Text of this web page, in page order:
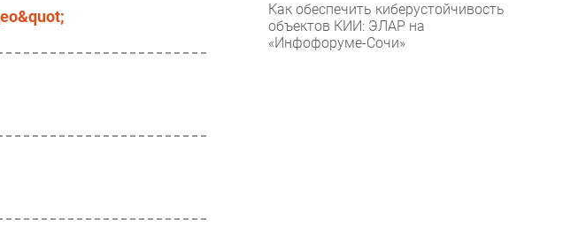
Как обеспечить киберустойчивость
объектов КИИ: ЭЛАР на
«Инфофоруме-Сочи»